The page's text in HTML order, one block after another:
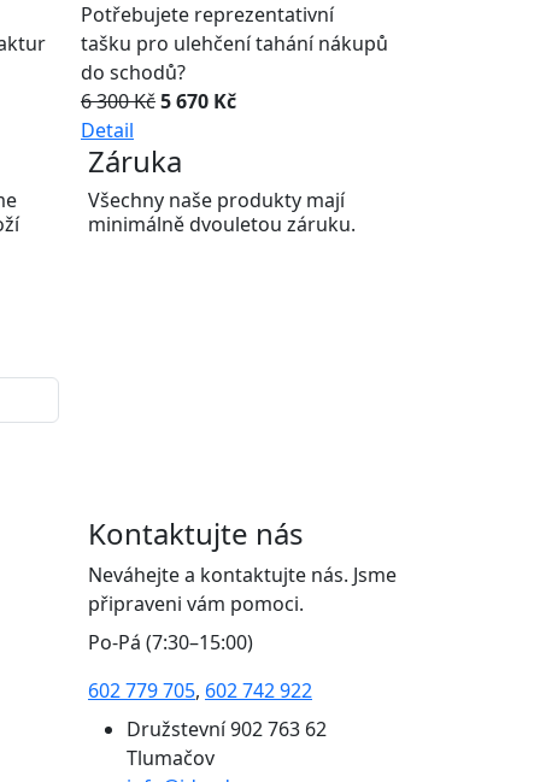
Potřebujete reprezentativní
tašku pro ulehčení tahání nákupů
do schodů?
6 300 Kč5 670 Kč
Detail
Záruka
Všechny naše produkty mají
minimálně dvouletou záruku.
Kontaktujte nás
Neváhejte a kontaktujte nás. Jsme
připraveni vám pomoci.
Po-Pá (7:30–15:00)
602 779 705, 602 742 922
Družstevní 902 763 62
Tlumačov